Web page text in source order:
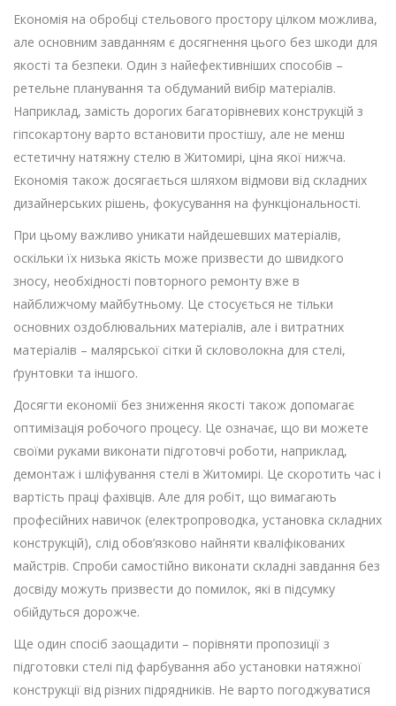
Економія на обробці стельового простору цілком можлива,
але основним завданням є досягнення цього без шкоди для
якості та безпеки. Один з найефективніших способів –
ретельне планування та обдуманий вибір матеріалів.
Наприклад, замість дорогих багаторівневих конструкцій з
гіпсокартону варто встановити простішу, але не менш
естетичну натяжну стелю в Житомирі, ціна якої нижча.
Економія також досягається шляхом відмови від складних
дизайнерських рішень, фокусування на функціональності.
При цьому важливо уникати найдешевших матеріалів,
оскільки їх низька якість може призвести до швидкого
зносу, необхідності повторного ремонту вже в
найближчому майбутньому. Це стосується не тільки
основних оздоблювальних матеріалів, але і витратних
матеріалів – малярської сітки й скловолокна для стелі,
ґрунтовки та іншого.
Досягти економії без зниження якості також допомагає
оптимізація робочого процесу. Це означає, що ви можете
своїми руками виконати підготовчі роботи, наприклад,
демонтаж і шліфування стелі в Житомирі. Це скоротить час і
вартість праці фахівців. Але для робіт, що вимагають
професійних навичок (електропроводка, установка складних
конструкцій), слід обов’язково найняти кваліфікованих
майстрів. Спроби самостійно виконати складні завдання без
досвіду можуть призвести до помилок, які в підсумку
обійдуться дорожче.
Ще один спосіб заощадити – порівняти пропозиції з
підготовки стелі під фарбування або установки натяжної
конструкції від різних підрядників. Не варто погоджуватися